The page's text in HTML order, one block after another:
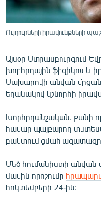
ՄԵԿՆԱԲԱՆՈՒԹՅՈՒՆ
ՏՏ ԵՒ ԻՆՏԵՐՆԵՏ
ԱՐԽԻՎ
ՏԵՍԱՆՅՈՒԹԵՐ
ԲԱՆԱՎԵՃ
ՁԳՏԵԼՈՎ ԼԱՎԱԳՈՒՅՆԻՆ
ՓՈԴՔԱՍԹ
English
Русский
Ույղուրների իրավունքների
Այսօր Ստրասբուրգում
խորհրդային ֆիզիկոս և
Սախարովի անվան
եղանակով կշնորհի
Խորհրդանշական, քանի որ
համար պայքարող
բանտում ցմահ
Մեծ հումանիստի անվան
մասին որոշումը
հոկտեմբերի 24-ին: